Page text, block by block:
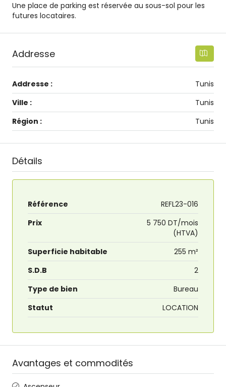
Une place de parking est réservée au sous-sol pour les
futures locataires.
Addresse
Addresse :
Tunis
Ville :
Tunis
Région :
Tunis
Détails
Référence
REFL23-016
Prix
5 750 DT/mois
(HTVA)
Superficie habitable
255 m²
S.D.B
2
Type de bien
Bureau
Statut
LOCATION
Avantages et commodités